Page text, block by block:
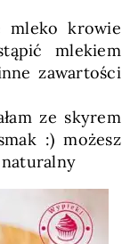
mleko krowie
mlekiem
zawartości
ze skyrem
:) możesz